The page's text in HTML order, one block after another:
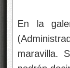
En la
maravilla.